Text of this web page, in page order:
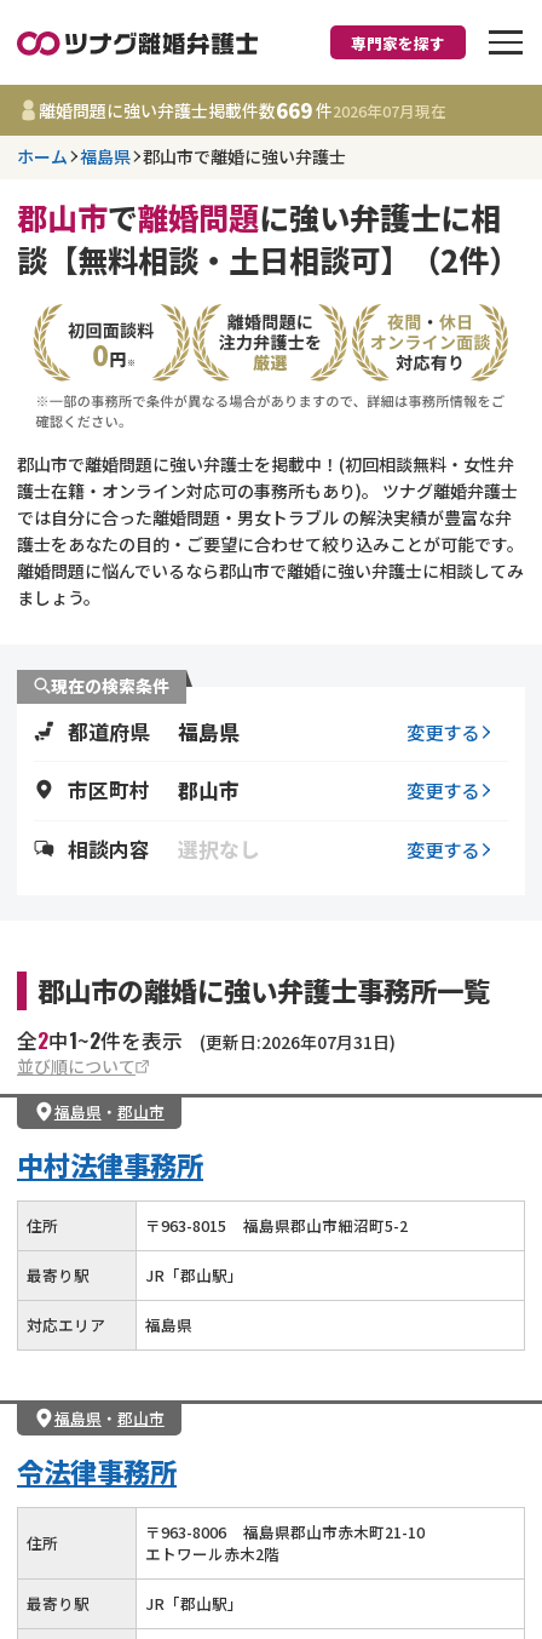
離婚に強い弁護士
事務所 669
件
更新日 :2026年07月31日
相談内容で探す
離婚前相談
離婚裁判
DV
不貞・不倫慰謝料請求
費用相場
コラム
財産分与
養育費
その他の男女問題
専門家を探す
離婚問題に強い弁護士掲載件数669件2026年07月現在
ホーム 福島県 郡山市で離婚に強い弁護士
郡山市で離婚問題に強い弁護士に相
談【無料相談・土日相談可】（2件）
郡山市で離婚問題に強い弁護士を掲載中！(初回相談無料・女性弁
護士在籍・オンライン対応可の事務所もあり)。 ツナグ離婚弁護士
では自分に合った離婚問題・男女トラブル の解決実績が豊富な弁
護士をあなたの目的・ご要望に合わせて絞り込みことが可能です。
離婚問題に悩んでいるなら郡山市で離婚に強い弁護士に相談してみ
ましょう。
現在の検索条件
都道府県 福島県 変更する
市区町村 郡山市 変更する
相談内容 選択なし 変更する
郡山市の離婚に強い弁護士事務所一覧
全2中1~2件を表示
(更新日:2026年07月31日)
並び順について
福島県 ・ 郡山市
中村法律事務所
住所 〒963-8015 福島県郡山市細沼町5-2
最寄り駅 JR「郡山駅」
対応エリア 福島県
福島県 ・ 郡山市
令法律事務所
住所 〒963-8006
福島県郡山市赤木町21-10
エトワール赤木2階
最寄り駅 JR「郡山駅」